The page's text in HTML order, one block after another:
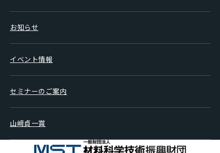
お知らせ
イベント情報
セミナーのご案内
山﨑貞一賞